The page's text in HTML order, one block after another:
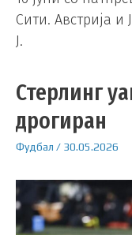
Сити. Австрија и
Ј.
Стерлинг
дрогиран
Фудбал / 30.05.2026